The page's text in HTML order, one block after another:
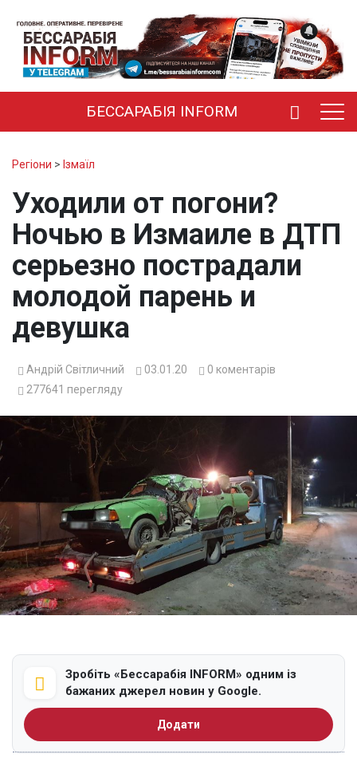
БЕССАРАБІЯ INFORM
Регіони > Ізмаїл
Уходили от погони?
Ночью в Измаиле в ДТП
серьезно пострадали
молодой парень и
девушка
Андрій Світличний 03.01.20 0 коментарів
277641 перегляду
Зробіть «Бессарабія INFORM» одним із
бажаних джерел новин у Google.
Додати